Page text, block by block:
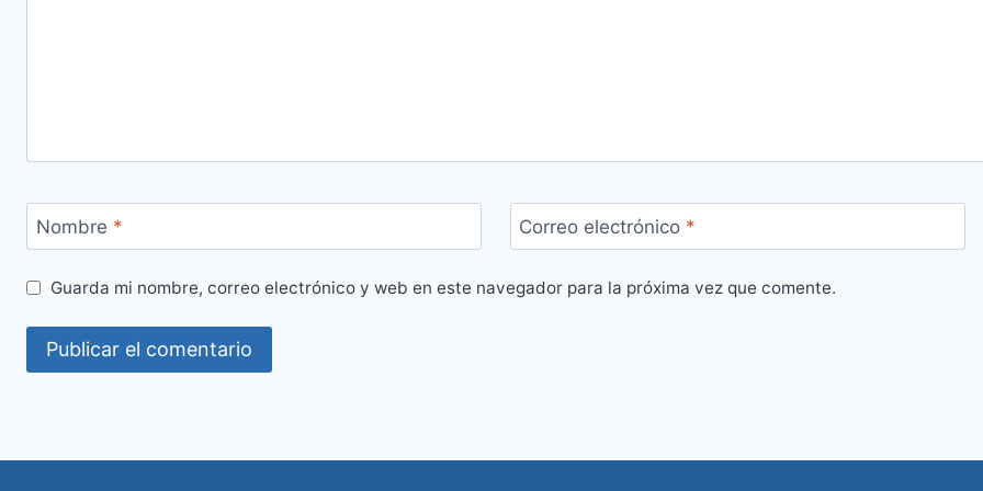
Nombre * Correo electrónico *
Guarda mi nombre, correo electrónico y web en este navegador para la próxima vez que comente.